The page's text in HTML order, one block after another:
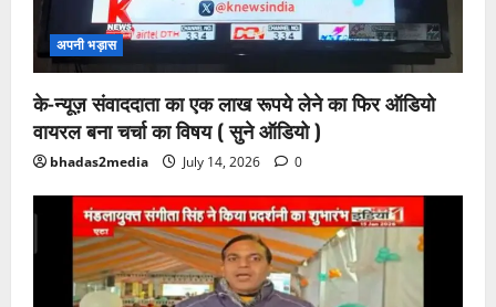
अपनी भड़ास
के-न्यूज़ संवाददाता का एक लाख रूपये लेने का फिर ऑडियो
वायरल बना चर्चा का विषय ( सुने ऑडियो )
bhadas2media July 14, 2026 0